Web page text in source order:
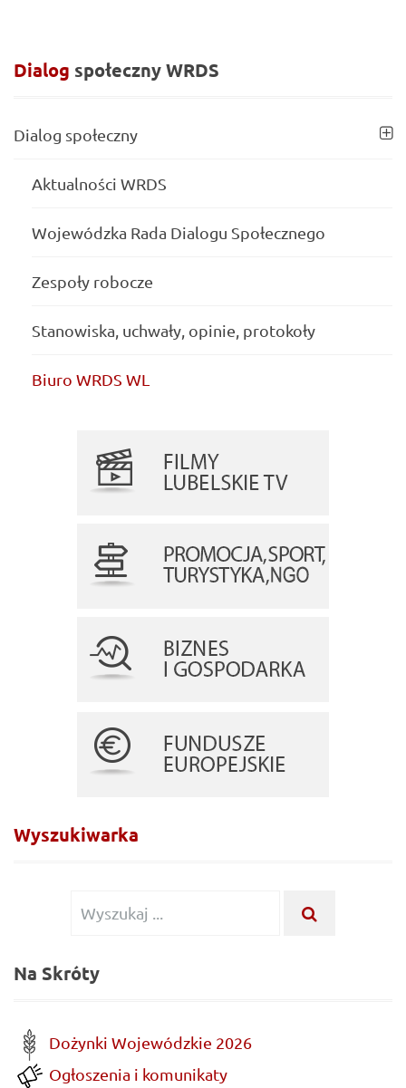
Dialog społecznyWRDS
Dialog społeczny
Aktualności WRDS
Wojewódzka Rada Dialogu Społecznego
Zespoły robocze
Stanowiska, uchwały, opinie, protokoły
Biuro WRDS WL
Wyszukiwarka
Wyszukiwanie
Na Skróty
Dożynki Wojewódzkie 2026
Ogłoszenia i komunikaty